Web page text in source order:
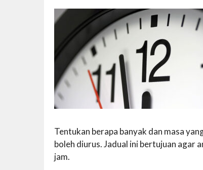
Tentukan berapa banyak dan masa
boleh diurus. Jadual ini bertujuan agar
jam.